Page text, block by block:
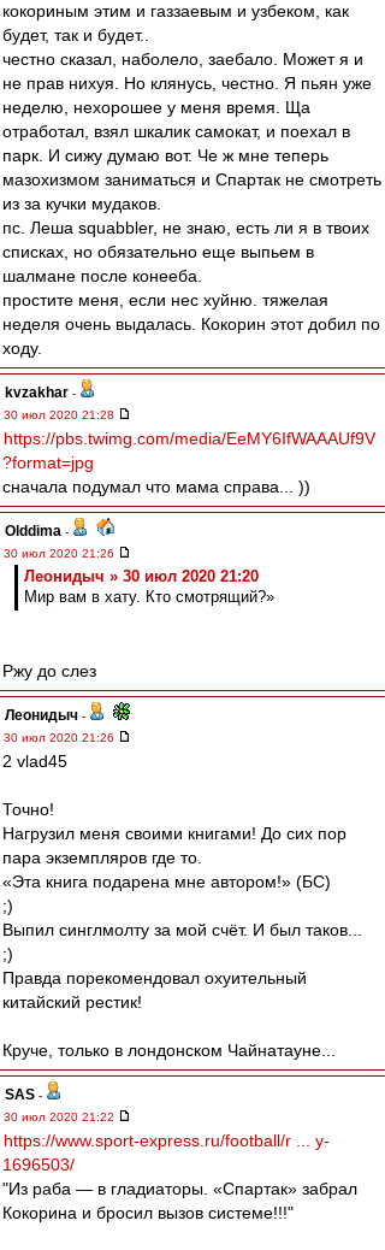
кокориным этим и газзаевым и узбеком, как
будет, так и будет..
честно сказал, наболело, заебало. Может я и
не прав нихуя. Но клянусь, честно. Я пьян уже
неделю, нехорошее у меня время. Ща
отработал, взял шкалик самокат, и поехал в
парк. И сижу думаю вот. Че ж мне теперь
мазохизмом заниматься и Спартак не смотреть
из за кучки мудаков.
пс. Леша squabbler, не знаю, есть ли я в твоих
списках, но обязательно еще выпьем в
шалмане после конееба.
простите меня, если нес хуйню. тяжелая
неделя очень выдалась. Кокорин этот добил по
ходу.
kvzakhar -
30 июл 2020 21:28
https://pbs.twimg.com/media/EeMY6IfWAAAUf9V
?format=jpg
сначала подумал что мама справа... ))
Olddima -
30 июл 2020 21:26
Леонидыч » 30 июл 2020 21:20
Мир вам в хату. Кто смотрящий?»
Ржу до слез
Леонидыч -
30 июл 2020 21:26
2 vlad45
Точно!
Нагрузил меня своими книгами! До сих пор
пара экземпляров где то.
«Эта книга подарена мне автором!» (БС)
;)
Выпил синглмолту за мой счёт. И был таков...
;)
Правда порекомендовал охуительный
китайский рестик!
Круче, только в лондонском Чайнатауне...
SAS -
30 июл 2020 21:22
https://www.sport-express.ru/football/r ... y-
1696503/
"Из раба — в гладиаторы. «Спартак» забрал
Кокорина и бросил вызов системе!!!"